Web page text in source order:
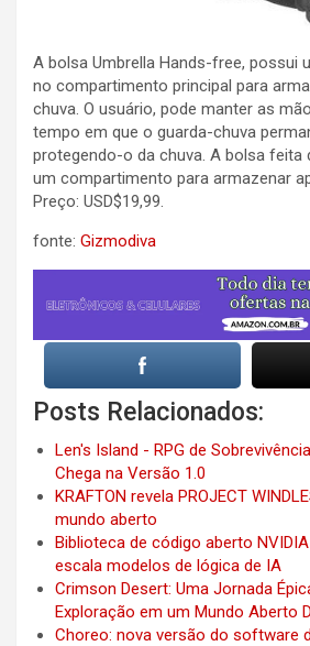
A bolsa Umbrella Hands-free, possui
no compartimento principal para
chuva. O usuário, pode manter as
tempo em que o guarda-chuva
protegendo-o da chuva. A bolsa feita
um compartimento para armazenar
Preço: USD$19,99.
fonte: Gizmodiva
Posts Relacionados:
Len's Island - RPG de
Chega na Versão 1.0
KRAFTON revela PROJECT
mundo aberto
Biblioteca de código aberto
escala modelos de lógica de IA
Crimson Desert: Uma Jornada
Exploração em um Mundo Aberto
Choreo: nova versão do software